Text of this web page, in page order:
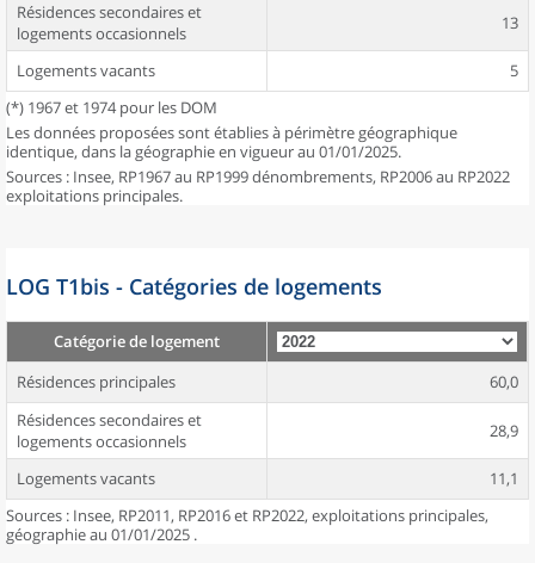
Résidences secondaires et
logements occasionnels
13
Logements vacants
5
(*) 1967 et 1974 pour les DOM
Les données proposées sont établies à périmètre géographique
identique, dans la géographie en vigueur au 01/01/2025.
Sources : Insee, RP1967 au RP1999 dénombrements, RP2006 au RP2022
exploitations principales.
LOG T1bis - Catégories de logements
Catégorie de logement
Résidences principales
60,0
Résidences secondaires et
logements occasionnels
28,9
Logements vacants
11,1
Sources : Insee, RP2011, RP2016 et RP2022, exploitations principales,
géographie au 01/01/2025 .